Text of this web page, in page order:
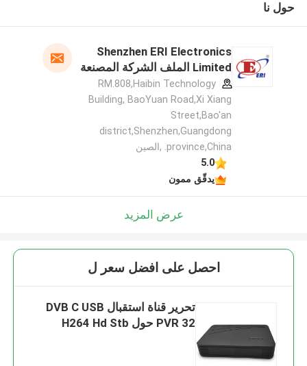
حول نا
Shenzhen ERI Electronics
Limited الملف الشركة المصنعة
RM.808,Haibin Technology
Building, BaoYuan Road,Xi Xiang
Street,Bao'an
district,Shenzhen,Guangdong
province,China. ,الصين
5.0
يدقّق ممون
عرض المزيد
احصل على افضل سعر ل
تحرير قناة استقبال DVB C USB
PVR 32 حول H264 Hd Stb